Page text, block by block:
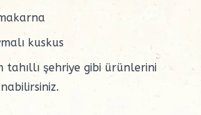
kuskus
tahıllı şehriye gibi ürünlerini